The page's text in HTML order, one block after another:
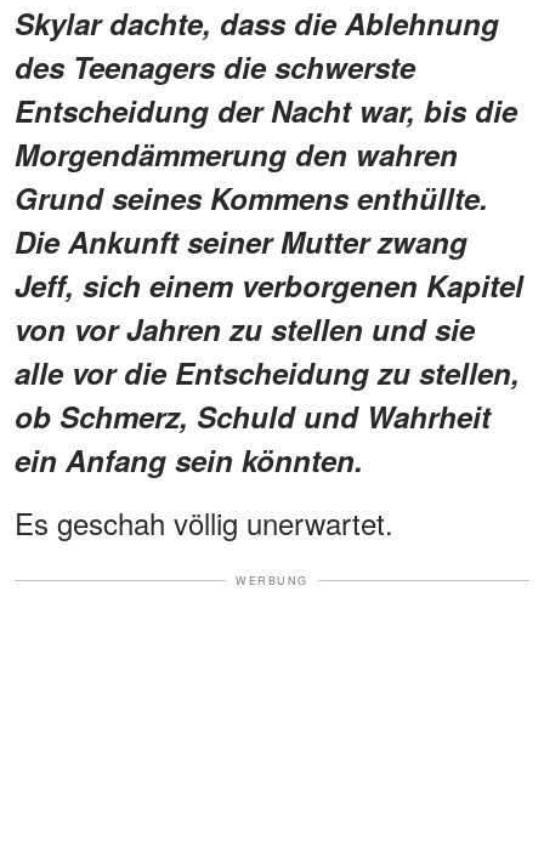
Skylar dachte, dass die Ablehnung
des Teenagers die schwerste
Entscheidung der Nacht war, bis die
Morgendämmerung den wahren
Grund seines Kommens enthüllte.
Die Ankunft seiner Mutter zwang
Jeff, sich einem verborgenen Kapitel
von vor Jahren zu stellen und sie
alle vor die Entscheidung zu stellen,
ob Schmerz, Schuld und Wahrheit
ein Anfang sein könnten.
Es geschah völlig unerwartet.
WERBUNG